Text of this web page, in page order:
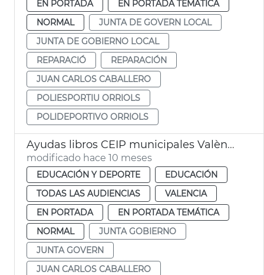
EN PORTADA
EN PORTADA TEMÁTICA
NORMAL
JUNTA DE GOVERN LOCAL
JUNTA DE GOBIERNO LOCAL
REPARACIÓ
REPARACIÓN
JUAN CARLOS CABALLERO
POLIESPORTIU ORRIOLS
POLIDEPORTIVO ORRIOLS
Ayudas libros CEIP municipales València
modificado hace 10 meses
EDUCACIÓN Y DEPORTE
EDUCACIÓN
TODAS LAS AUDIENCIAS
VALENCIA
EN PORTADA
EN PORTADA TEMÁTICA
NORMAL
JUNTA GOBIERNO
JUNTA GOVERN
JUAN CARLOS CABALLERO